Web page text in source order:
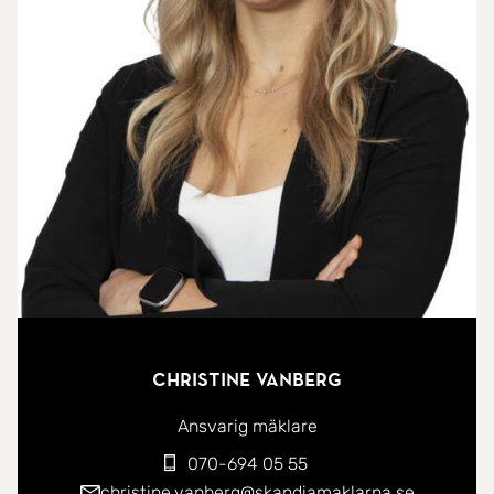
När du kliver in i huset möts du av en rymlig hall
med gott om förvaringsmöjligheter. Här finns en
inbyggd soffa, garderober och plats för att hänga
av ytterkläder. Hallen leder vidare till resten av
husets rum.
Köket, renoverat 2020, erbjuder gott om både
arbetsytor och förvaring. Här finns dessutom
utrymme för en matgrupp, vilket gör köket till en
naturlig samlingsplats för familjen. Det luftiga
ett vackert ljusinsläpp och skapar en öppen och
En trappa ner till källarplanet finner du ett sovrum
Christine Vanberg
Ansvarig mäklare
070-694 05 55